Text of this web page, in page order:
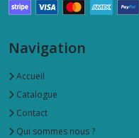
Navigation
Accueil
Catalogue
Contact
Qui sommes nous ?